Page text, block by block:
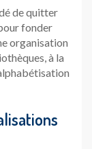
de quitter
fonder
organisation
à la